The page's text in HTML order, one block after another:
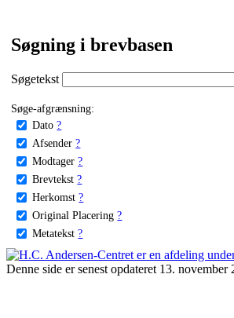
Søgning i brevbasen
Søgetekst
Søge-afgrænsning:
Dato ?
Afsender ?
Modtager ?
Brevtekst ?
Herkomst ?
Original Placering ?
Metatekst ?
Denne side er senest opdateret 13.